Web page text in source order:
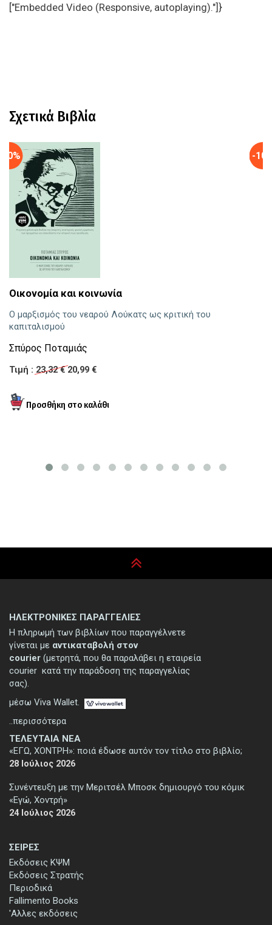
["Embedded Video (Responsive, autoplaying)."]}
Σχετικά Βιβλία
Οικονομία και κοινωνία
Ο μαρξισμός του νεαρού Λούκατς ως κριτική του
καπιταλισμού
Σπύρος Ποταμιάς
Τιμή : 23,32 €20,99 €
-
ΣΕΙΡΕΣ
Εκδόσεις ΚΨΜ
Εκδόσεις Στρατής
Περιοδικά
Fallimento Books
'Αλλες εκδόσεις
ΤΕΛΕΥΤΑΙΑ ΝΕΑ
«ΕΓΩ, ΧΟΝΤΡΗ»: ποιά έδωσε αυτόν τον τίτλο στο βιβλίο;
28 Ιούλιος 2026
Συνέντευξη με την Μεριτσέλ Μποσκ δημιουργό του κόμικ
«Εγώ, Χοντρή»
24 Ιούλιος 2026
ΗΛΕΚΤΡΟΝΙΚΕΣ ΠΑΡΑΓΓΕΛΙΕΣ
Η πληρωμή των βιβλίων που παραγγέλνετε
γίνεται με αντικαταβολή στον
courier (μετρητά, που θα παραλάβει η εταιρεία
courier κατά την παράδοση της παραγγελίας
σας).
μέσω Viva Wallet.
..περισσότερα